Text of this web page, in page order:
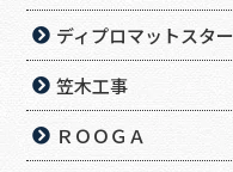
ディプロマットスター
笠木工事
ＲＯＯＧＡ